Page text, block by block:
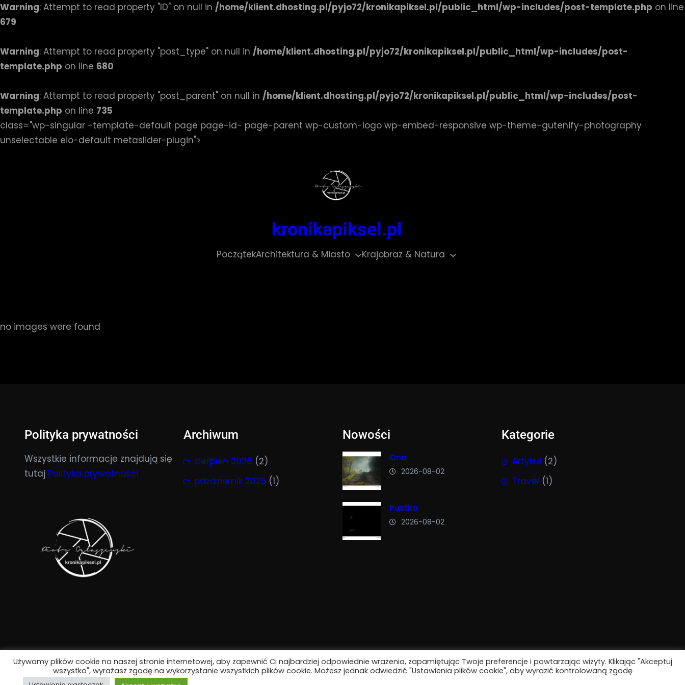
Warning: Attempt to read property "ID" on null in /home/klient.dhosting.pl/pyjo72/kronikapiksel.pl/public_html/wp-includes/post-template.php on line
679
Warning: Attempt to read property "post_type" on null in /home/klient.dhosting.pl/pyjo72/kronikapiksel.pl/public_html/wp-includes/post-
template.php on line 680
Warning: Attempt to read property "post_parent" on null in /home/klient.dhosting.pl/pyjo72/kronikapiksel.pl/public_html/wp-includes/post-
template.php on line 735
class="wp-singular -template-default page page-id- page-parent wp-custom-logo wp-embed-responsive wp-theme-gutenify-photography
unselectable eio-default metaslider-plugin">
kronikapiksel.pl
PoczątekArchitektura & Miasto Krajobraz & Natura
no images were found
Polityka prywatności
Wszystkie informacje znajdują się
tutaj Polityka prywatności
Archiwum
sierpień 2026 (2)
październik 2025 (1)
Nowości
Ona
2026-08-02
Pustka
2026-08-02
Kategorie
Artykuł(2)
Travel (1)
Własność Piotr Ogłaszewski – kronikapiksel.pl 2025
Używamy plików cookie na naszej stronie internetowej, aby zapewnić Ci najbardziej odpowiednie wrażenia, zapamiętując Twoje preferencje i powtarzając wizyty. Klikając "Akceptuj
wszystko", wyrażasz zgodę na wykorzystanie wszystkich plików cookie. Możesz jednak odwiedzić "Ustawienia plików cookie", aby wyrazić kontrolowaną zgodę